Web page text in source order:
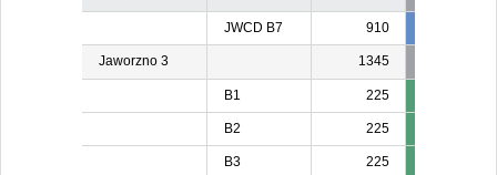
JWCD B7 910
Jaworzno 3 1345
B1 225
B2 225
B3 225